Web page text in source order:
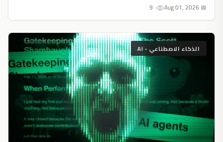
📅 Aug 01, 2026
الذكاء الاصطناعي - AI